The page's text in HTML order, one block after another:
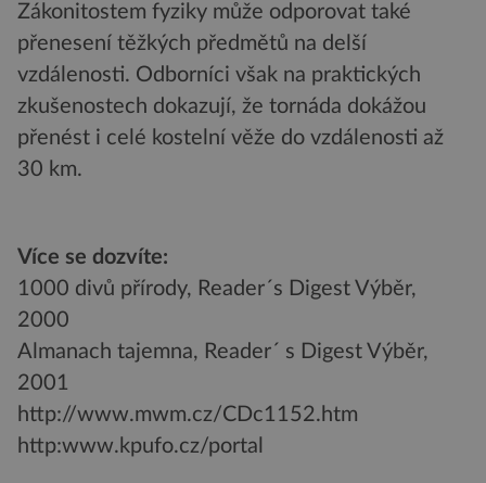
Zákonitostem fyziky může odporovat také
přenesení těžkých předmětů na delší
vzdálenosti. Odborníci však na praktických
zkušenostech dokazují, že tornáda dokážou
přenést i celé kostelní věže do vzdálenosti až
30 km.
Více se dozvíte:
1000 divů přírody, Reader´s Digest Výběr,
2000
Almanach tajemna, Reader´ s Digest Výběr,
2001
http://www.mwm.cz/CDc1152.htm
http:www.kpufo.cz/portal